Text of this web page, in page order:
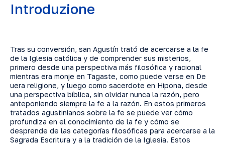
Introduzione
Tras su conversión, san Agustín trató de acercarse a la fe
de la Iglesia católica y de comprender sus misterios,
primero desde una perspectiva más filosófica y racional
mientras era monje en Tagaste, como puede verse en De
uera religione, y luego como sacerdote en Hipona, desde
una perspectiva bíblica, sin olvidar nunca la razón, pero
anteponiendo siempre la fe a la razón. En estos primeros
tratados agustinianos sobre la fe se puede ver cómo
profundiza en el conocimiento de la fe y cómo se
desprende de las categorías filosóficas para acercarse a la
Sagrada Escritura y a la tradición de la Iglesia. Estos